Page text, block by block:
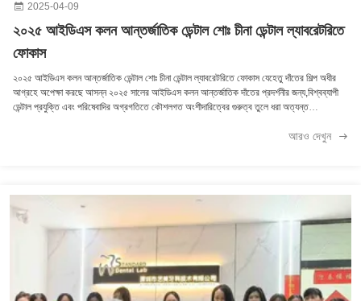
2025-04-09
২০২৫ আইডিএস কলন আন্তর্জাতিক ডেন্টাল শোঃ চীনা ডেন্টাল ল্যাবরেটরিতে
ফোকাস
২০২৫ আইডিএস কলন আন্তর্জাতিক ডেন্টাল শোঃ চীনা ডেন্টাল ল্যাবরেটরিতে ফোকাস যেহেতু দাঁতের শিল্প অধীর
আগ্রহে অপেক্ষা করছে আসন্ন ২০২৫ সালের আইডিএস কলন আন্তর্জাতিক দাঁতের প্রদর্শনীর জন্য,বিশ্বব্যাপী
ডেন্টাল প্রযুক্তি এবং পরিষেবাদির অগ্রগতিতে কৌশলগত অংশীদারিত্বের গুরুত্ব তুলে ধরা অত্যন্ত
একটি মূল খেলোয়াড় হিসাবে দাঁড়িয়েছে। তারা নিজেদেরকে আইডিএসের কৌশলগত অংশীদার হিসাবে প্রতিষ্ঠিত
ক্ষেত্রে উল্লেখযোগ্য অগ্রগতি করেছেতাদের দক্ষতা ইউরোপীয় এবং আমেরিকান বাজারে ডেন্টাল অনুশীলন এবং
পরীক্ষাগারগুলির জন্য একটি গেম-চেঞ্জার।এই ডেন্টাল ল্যাব বিশ্বব্যাপী ডেন্টাল ক্লিনিকগুলির অনন্য চাহিদা এবং
প্রত্যাশা বুঝতে পারে. চীনের একটি নামী ডেন্টাল ল্যাব হিসাবে, শেনঝেন ইমি ডেন্টাল টেকনোলজি কোং লিমিটেড
ডেন্টাল ফ্যাব্রিকেশন থেকে উদ্ভাবনী প্রযুক্তিগত সমাধান পর্যন্ত বিভিন্ন পরিষেবা সরবরাহ করে।গুণমান এবং
দক্ষতার প্রতি তাদের অঙ্গীকার তাদের অনুশীলন অফার উন্নত করতে চাইছেন যারা দাঁতের ডাক্তার এবং দাঁতের
প্রযুক্তিবিদদের জন্য একটি নির্ভরযোগ্য অংশীদার তৈরি করেছে. ডেন্টাল ল্যাবরেটরিগুলির জন্য কৌশলগত
অংশীদারিত্বের গুরুত্ব আইডিএসের সঙ্গে এই অংশীদারিত্ব শুধু চীনের দাঁতের ল্যাবের বৈশ্বিক পরিধিকেই তুলে
ধরে না, দাঁতের প্রযুক্তির ক্রমবর্ধমান ক্ষেত্রে সহযোগিতার গুরুত্বকেও তুলে ধরে।আইডিএস কলোনের মতো
আরও দেখুন